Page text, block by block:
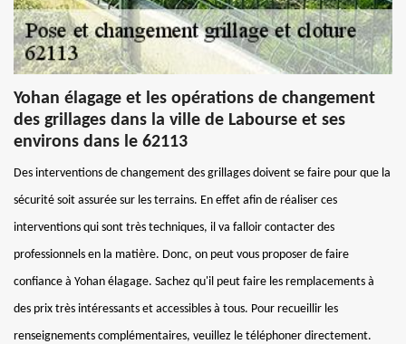
Yohan élagage et les opérations de changement
des grillages dans la ville de Labourse et ses
environs dans le 62113
Des interventions de changement des grillages doivent se faire pour que la
sécurité soit assurée sur les terrains. En effet afin de réaliser ces
interventions qui sont très techniques, il va falloir contacter des
professionnels en la matière. Donc, on peut vous proposer de faire
confiance à Yohan élagage. Sachez qu'il peut faire les remplacements à
des prix très intéressants et accessibles à tous. Pour recueillir les
renseignements complémentaires, veuillez le téléphoner directement.